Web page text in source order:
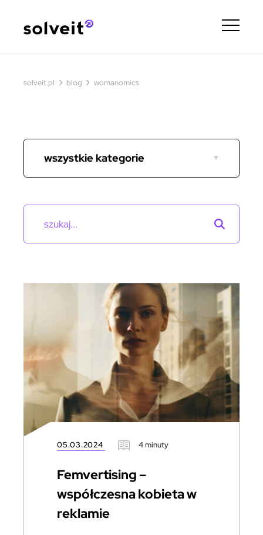
solveit.pl › blog › womanomics
05.03.2024 4 minuty
Femvertising –
współczesna kobieta w
reklamie
wszystkie kategorie